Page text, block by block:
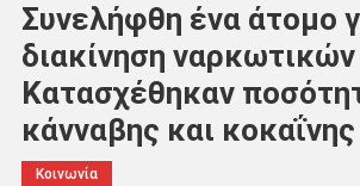
Συνελήφθη ένα άτομο
διακίνηση
Κατασχέθηκαν
κάνναβης και κοκαΐνης
Κοινωνία